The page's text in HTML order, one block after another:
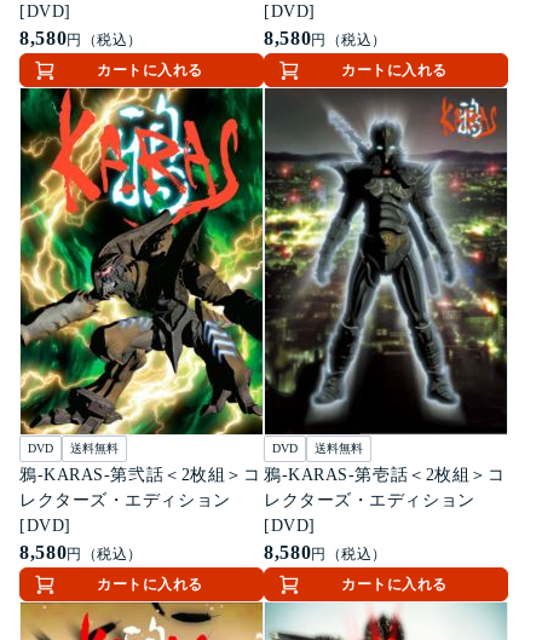
[DVD]
8,580円（税込）
カートに入れる
[DVD]
8,580円（税込）
カートに入れる
DVD 送料無料
鴉-KARAS-第弐話＜2枚組＞コ
レクターズ・エディション
[DVD]
8,580円（税込）
カートに入れる
DVD 送料無料
鴉-KARAS-第壱話＜2枚組＞コ
レクターズ・エディション
[DVD]
8,580円（税込）
カートに入れる